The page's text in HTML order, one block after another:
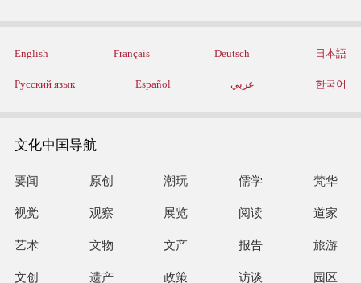
English Français Deutsch 日本語
Русский язык Español عربي 한국어
文化中国导航
要闻 原创 潮玩 儒学 梵华
视觉 观察 展览 阅读 道家
艺术 文物 文产 报告 旅游
文创 遗产 政策 访谈 园区